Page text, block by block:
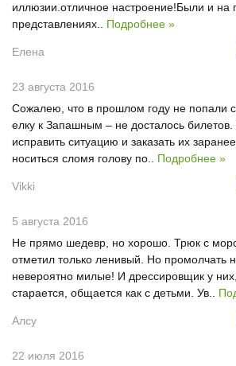
иллюзии.отличное настроение!Были и
представлениях.. Подробнее »
Елена
23 августа 2016
Сожалею, что в прошлом году не попали
елку к Запашным – не досталось
исправить ситуацию и заказать их
носиться сломя голову по.. Подробнее »
Vikki
5 августа 2016
Не прямо шедевр, но хорошо. Трюк с
отметил только ленивый. Но промолчать
невероятно милые! И дрессировщик у
старается, общается как с детьми. Ув..
Алсу
22 июля 2016